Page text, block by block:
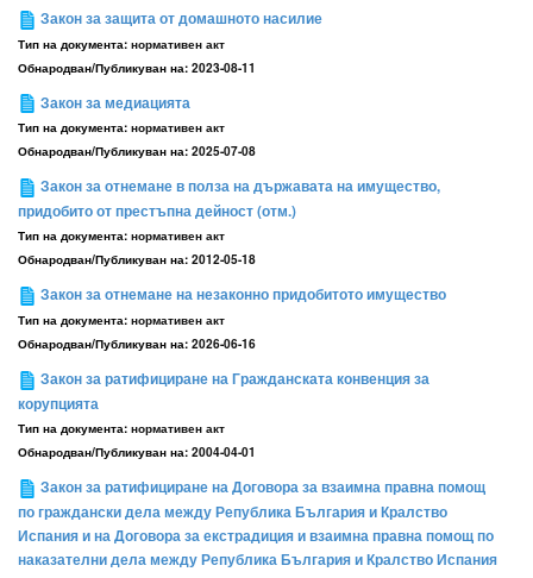
Закон за защита от домашното насилие
Тип на документа: нормативен акт
Обнародван/Публикуван на: 2023-08-11
Закон за медиацията
Тип на документа: нормативен акт
Обнародван/Публикуван на: 2025-07-08
Закон за отнемане в полза на държавата на имущество,
придобито от престъпна дейност (отм.)
Тип на документа: нормативен акт
Обнародван/Публикуван на: 2012-05-18
Закон за отнемане на незаконно придобитото имущество
Тип на документа: нормативен акт
Обнародван/Публикуван на: 2026-06-16
Закон за ратифициране на Гражданската конвенция за
корупцията
Тип на документа: нормативен акт
Обнародван/Публикуван на: 2004-04-01
Закон за ратифициране на Договора за взаимна правна помощ
по граждански дела между Република България и Кралство
Испания и на Договора за екстрадиция и взаимна правна помощ по
наказателни дела между Република България и Кралство Испания